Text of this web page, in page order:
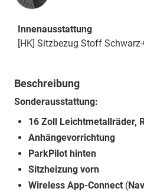
Innenausstattung
[HK] Sitzbezug Stoff
Beschreibung
Sonderausstattung:
16 Zoll Leichtmetallräder,
Anhängevorrichtung
ParkPilot hinten
Sitzheizung vorn
Wireless App-Connect (